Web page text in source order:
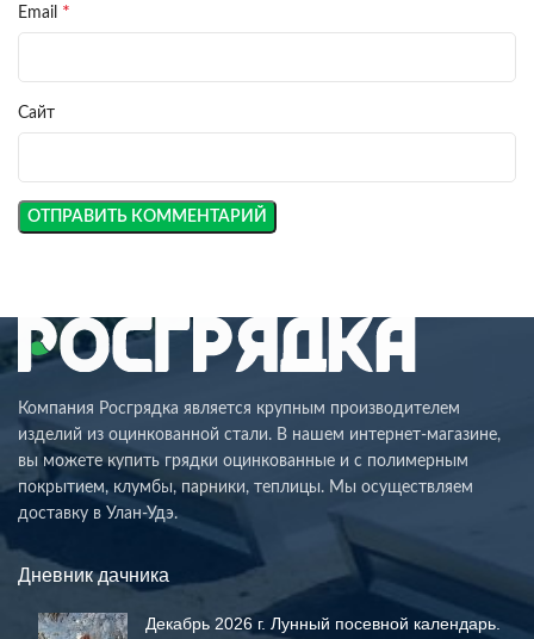
Email *
Сайт
Компания Росгрядка является крупным производителем
изделий из оцинкованной стали. В нашем интернет-магазине,
вы можете купить грядки оцинкованные и с полимерным
покрытием, клумбы, парники, теплицы. Мы осуществляем
доставку в Улан-Удэ.
Дневник дачника
Декабрь 2026 г. Лунный посевной календарь.